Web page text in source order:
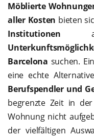
Möblierte
aller Kosten bieten
Institutionen
Barcelona suchen.
eine echte
Berufspendler und
begrenzte Zeit in
Wohnung nicht
der vielfältigen